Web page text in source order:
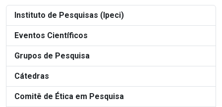
Instituto de Pesquisas (Ipeci)
Eventos Científicos
Grupos de Pesquisa
Cátedras
Comitê de Ética em Pesquisa